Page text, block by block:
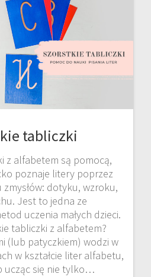
tabliczki
z alfabetem są pomocą,
poznaje litery poprzez
dotyku, wzroku,
Jest to jedna ze
uczenia małych dzieci.
tabliczki z alfabetem?
(lub patyczkiem) wodzi w
w kształcie liter alfabetu,
ucząc się nie tylko…